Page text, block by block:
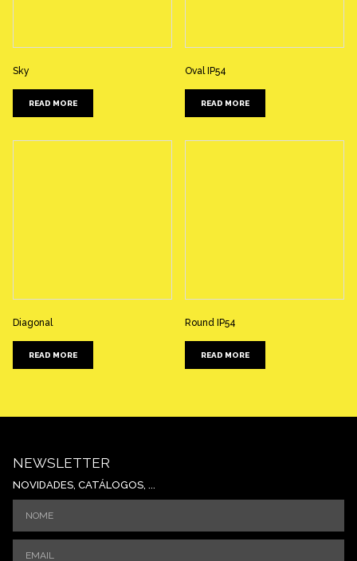
Sky
READ MORE
Oval IP54
READ MORE
Diagonal
READ MORE
Round IP54
READ MORE
NEWSLETTER
NOVIDADES, CATÁLOGOS, ...